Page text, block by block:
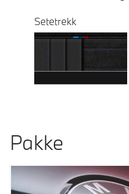
Setetrekk
Pakke